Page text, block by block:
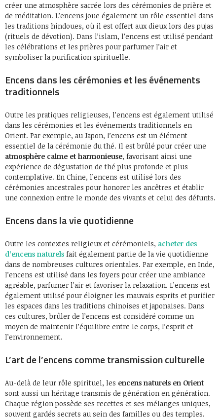
créer une atmosphère sacrée lors des cérémonies de prière et
de méditation. L’encens joue également un rôle essentiel dans
les traditions hindoues, où il est offert aux dieux lors des pujas
(rituels de dévotion). Dans l’islam, l’encens est utilisé pendant
les célébrations et les prières pour parfumer l’air et
symboliser la purification spirituelle.
Encens dans les cérémonies et les événements
traditionnels
Outre les pratiques religieuses, l’encens est également utilisé
dans les cérémonies et les événements traditionnels en
Orient. Par exemple, au Japon, l’encens est un élément
essentiel de la cérémonie du thé. Il est brûlé pour créer une
atmosphère calme et harmonieuse, favorisant ainsi une
expérience de dégustation de thé plus profonde et plus
contemplative. En Chine, l’encens est utilisé lors des
cérémonies ancestrales pour honorer les ancêtres et établir
une connexion entre le monde des vivants et celui des défunts.
Encens dans la vie quotidienne
Outre les contextes religieux et cérémoniels, acheter des
d’encens naturels fait également partie de la vie quotidienne
dans de nombreuses cultures orientales. Par exemple, en Inde,
l’encens est utilisé dans les foyers pour créer une ambiance
agréable, parfumer l’air et favoriser la relaxation. L’encens est
également utilisé pour éloigner les mauvais esprits et purifier
les espaces dans les traditions chinoises et japonaises. Dans
ces cultures, brûler de l’encens est considéré comme un
moyen de maintenir l’équilibre entre le corps, l’esprit et
l’environnement.
L’art de l’encens comme transmission culturelle
Au-delà de leur rôle spirituel, les encens naturels en Orient
sont aussi un héritage transmis de génération en génération.
Chaque région possède ses recettes et ses mélanges uniques,
souvent gardés secrets au sein des familles ou des temples.